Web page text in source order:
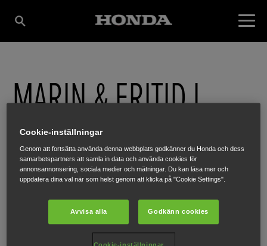
MARIN & FRITID I
STRÖMSTAD AB
HASSELGATAN 6,STRÖMSTAD,45233
Cookie-inställningar
Genom att fortsätta använda denna webbplats godkänner du Honda och dess
samarbetspartners att samla in data och använda cookies för
annonsannonsering, sociala medier och mätningar. Du kan läsa mer och
uppdatera dina val när som helst genom att klicka på "Cookie Settings".
Avvisa alla Godkänn cookies